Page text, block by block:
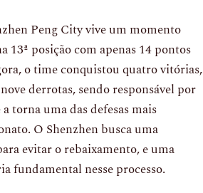
Peng City vive um momento
13ª posição com apenas 14 pontos
o time conquistou quatro vitórias,
derrotas, sendo responsável por
torna uma das defesas mais
O Shenzhen busca uma
evitar o rebaixamento, e uma
fundamental nesse processo.